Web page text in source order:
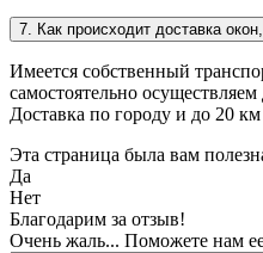
7. Как происходит доставка
Имеется собственный
самостоятельно
Доставка по городу и до 20 км
Эта страница была вам
Да
Нет
Благодарим за отзыв!
Очень жаль... Поможете нам